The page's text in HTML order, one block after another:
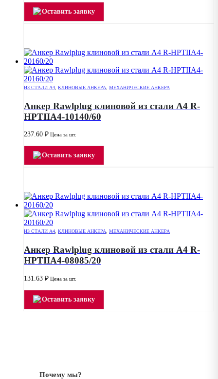
Оставить заявку
ИЗ СТАЛИ А4 КЛИНОВЫЕ АНКЕРА МЕХАНИЧЕСКИЕ АНКЕРА
Анкер Rawlplug клиновой из стали А4 R-
HPTIIA4-10140/60
237.60 ₽ Цена за шт.
Оставить заявку
ИЗ СТАЛИ А4, КЛИНОВЫЕ АНКЕРА, МЕХАНИЧЕСКИЕ АНКЕРА
Анкер Rawlplug клиновой из стали А4 R-
HPTIIA4-08085/20
131.63 ₽ Цена за шт.
Оставить заявку
Почему мы?